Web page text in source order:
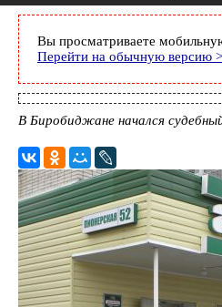
Вы просматриваете
Перейти на обычную версию
В Биробиджане начался